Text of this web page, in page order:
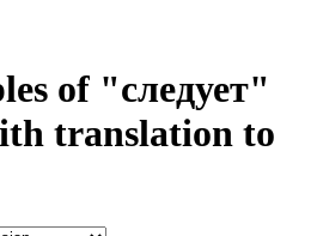
of "следует"
translation to